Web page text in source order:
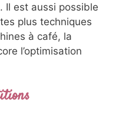
Il est aussi possible
plus techniques
à café, la
l’optimisation